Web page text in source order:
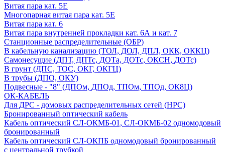
Витая пара кат. 5Е
Многопарная витая пара кат. 5E
Витая пара кат. 6
Витая пара внутренней прокладки кат. 6А и кат. 7
Станционные распределительные (ОБР)
В кабельную канализацию (ТОЛ, ДОЛ, ДПЛ, ОКК, ОККЦ)
Самонесущие (ДПТ, ДПТс, ДОТа, ДОТс, ОКСН, ДОТс)
В грунт (ДПС, ТОС, ОКГ, ОКГЦ)
В трубы (ДПО, ОКУ)
Подвесные - "8" (ДПОм, ДПОд, ТПОм, ТПОд, ОК8Ц)
ОК-КАБЕЛЬ
Для ДРС - домовых распределительных сетей (НРС)
Бронированный оптический кабель
Кабель оптический СЛ-ОКМБ-01, СЛ-ОКМБ-02 одномодовый
бронированный
Кабель оптический СЛ-ОКПБ одномодовый бронированный
с центральной трубкой